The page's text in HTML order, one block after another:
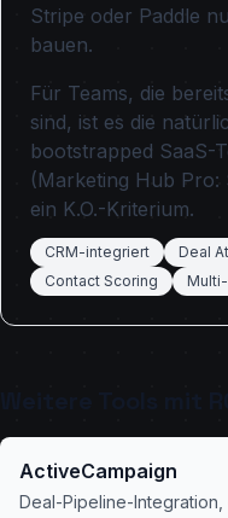
Stripe oder Paddle
bauen.
Für Teams, die
sind, ist es die
bootstrapped SaaS-
(Marketing Hub
ein K.O.-Kriterium.
CRM-integriert Deal
Contact Scoring
ActiveCampaign
Deal-Pipeline-Integration,